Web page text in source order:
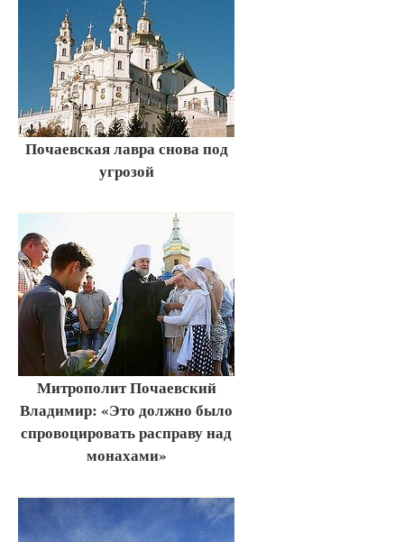
Почаевская лавра снова под
угрозой
Митрополит Почаевский
Владимир: «Это должно было
спровоцировать расправу над
монахами»